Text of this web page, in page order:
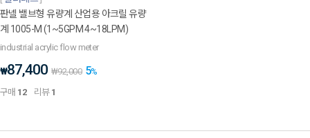
판넬 밸브형 유량계 산업용 아크릴 유량
계 1005-M (1~5GPM 4~18LPM)
industrial acrylic flow meter
₩87,400 ₩92,000 5%
구매 12 리뷰 1